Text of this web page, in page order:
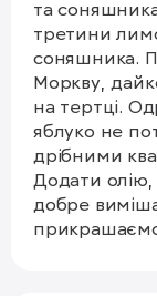
та соняшника для
третини
соняшника. Приготувати овочі та яблуко.
Моркву,
на тертці.
яблуко не
дрібними
Додати олію,
добре